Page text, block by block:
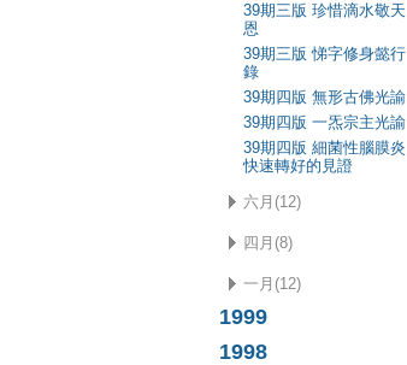
39期三版 珍惜滴水敬天
恩
39期三版 悌字修身懿行
錄
39期四版 無形古佛光諭
39期四版 一炁宗主光諭
39期四版 細菌性腦膜炎
快速轉好的見證
六月(12)
四月(8)
一月(12)
1999
1998